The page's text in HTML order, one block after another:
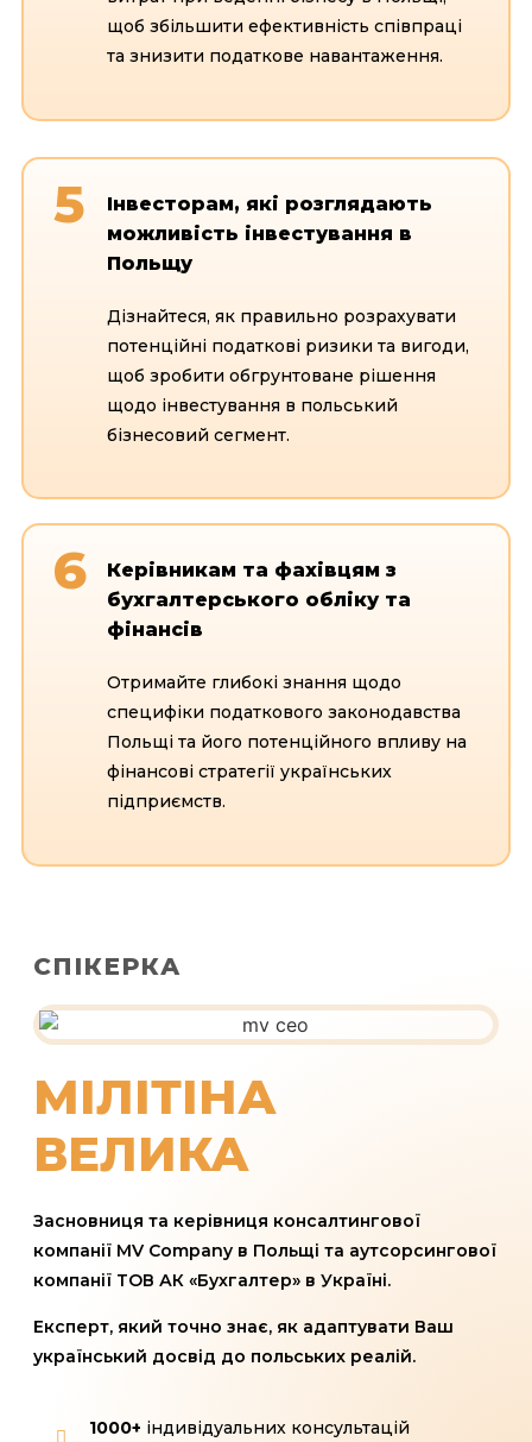
щоб збільшити ефективність співпраці
та знизити податкове навантаження.
5
Інвесторам, які розглядають
можливість інвестування в
Польщу
Дізнайтеся, як правильно розрахувати
потенційні податкові ризики та вигоди,
щоб зробити обгрунтоване рішення
щодо інвестування в польський
бізнесовий сегмент.
6
Керівникам та фахівцям з
бухгалтерського обліку та
фінансів
Отримайте глибокі знання щодо
специфіки податкового законодавства
Польщі та його потенційного впливу на
фінансові стратегії українських
підприємств.
СПІКЕРКА
МІЛІТІНА
ВЕЛИКА
Засновниця та керівниця консалтингової
компанії MV Company в Польщі та аутсорсингової
компанії ТОВ АК «Бухгалтер» в Україні.
Експерт, який точно знає, як адаптувати Ваш
український досвід до польських реалій.
1000+ індивідуальних консультацій